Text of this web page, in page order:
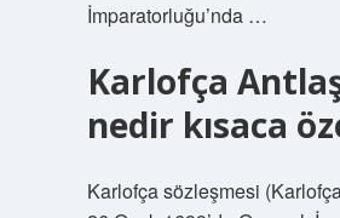
İmparatorluğu’nda …
Karlofça
nedir kısaca
Karlofça sözleşmesi